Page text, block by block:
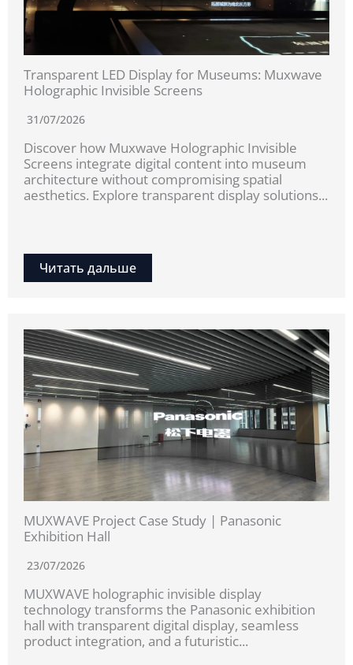
Transparent LED Display for Museums: Muxwave
Holographic Invisible Screens
31/07/2026
Discover how Muxwave Holographic Invisible
Screens integrate digital content into museum
architecture without compromising spatial
aesthetics. Explore transparent display solutions...
Читать дальше
MUXWAVE Project Case Study | Panasonic
Exhibition Hall
23/07/2026
MUXWAVE holographic invisible display
technology transforms the Panasonic exhibition
hall with transparent digital display, seamless
product integration, and a futuristic...